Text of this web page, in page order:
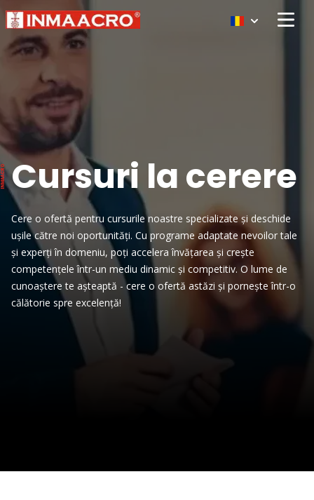
Open
Cursuri la cerere
Cere o ofertă pentru cursurile noastre specializate și deschide
ușile către noi oportunități. Cu programe adaptate nevoilor tale
și experți în domeniu, poți accelera învățarea și crește
competențele într-un mediu dinamic și competitiv. O lume de
cunoaștere te așteaptă - cere o ofertă astăzi și pornește într-o
călătorie spre excelență!